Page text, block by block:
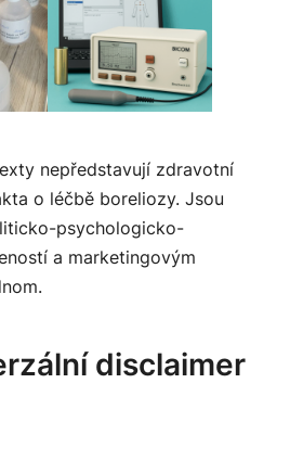
nepředstavují zdravotní
o léčbě boreliozy. Jsou
psychologicko-
a marketingovým
disclaimer